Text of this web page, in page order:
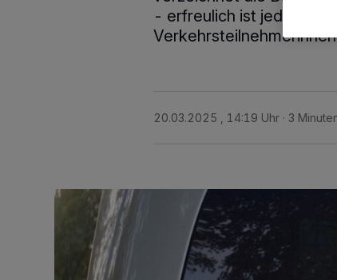
- erfreulich ist jedoch
20.03.2025 , 14:19 Uhr 3